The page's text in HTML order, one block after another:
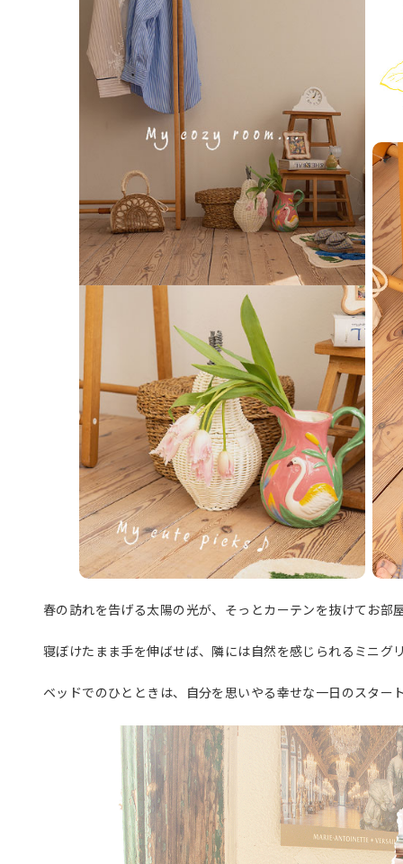
春の訪れを告げる太陽の光が、そっとカーテンを抜けてお部
寝ぼけたまま手を伸ばせば、隣には自然を感じられるミニグ
ベッドでのひとときは、自分を思いやる幸せな一日のスター